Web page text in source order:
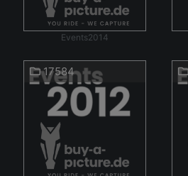
Events2014
17584